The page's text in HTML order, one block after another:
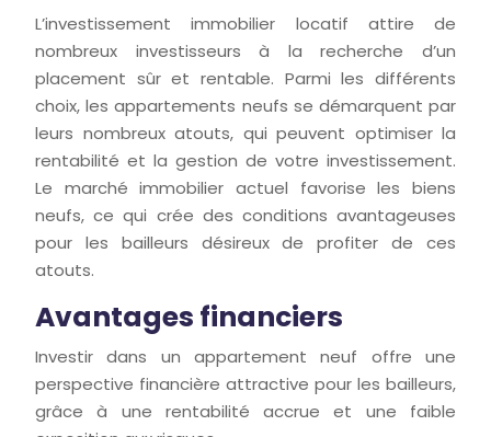
L’investissement immobilier locatif attire de
nombreux investisseurs à la recherche d’un
placement sûr et rentable. Parmi les différents
choix, les appartements neufs se démarquent par
leurs nombreux atouts, qui peuvent optimiser la
rentabilité et la gestion de votre investissement.
Le marché immobilier actuel favorise les biens
neufs, ce qui crée des conditions avantageuses
pour les bailleurs désireux de profiter de ces
atouts.
Avantages financiers
Investir dans un appartement neuf offre une
perspective financière attractive pour les bailleurs,
grâce à une rentabilité accrue et une faible